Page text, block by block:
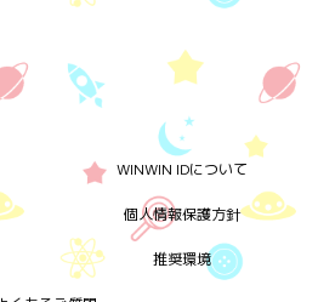
WINWIN IDについて
個人情報保護方針
推奨環境